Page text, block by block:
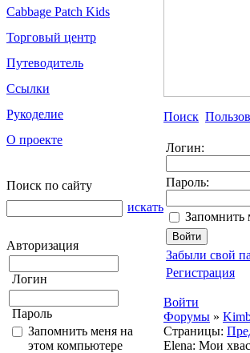
Cabbage Patch Kids
Торговый центр
Путеводитель
Ссылки
Рукоделие
О проекте
Поиск по сайту
искать
Авторизация
Логин
Пароль
Запомнить меня на
этом компьютере
Поиск
Логин:
Пароль:
Запомнить
Забыли свой
Регистрация
Войти
Форумы »
Страницы:
Elena: Мои